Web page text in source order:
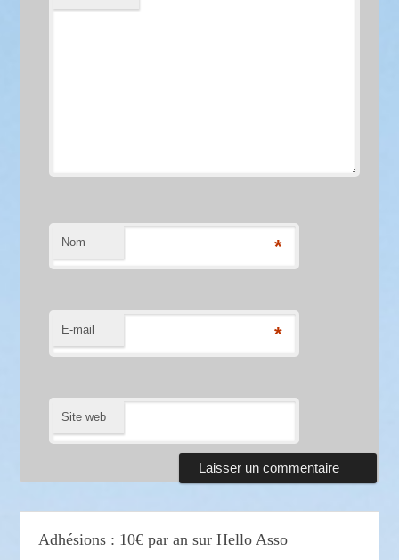
Nom *
E-mail *
Site web
Adhésions : 10€ par an sur Hello Asso